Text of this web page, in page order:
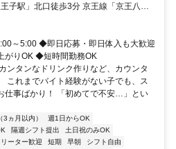
子駅」北口徒歩3分 京王線「京王八王
～5:00 ◆即日応募・即日体入も大歓迎
がりOK ◆短時間勤務OK
ンタンなドリンク作りなど、カウンタ
これまでバイト経験がない子でも、ス
仕事ばかり！ 「初めてで不安…」とい
3ヵ月以内）
週1日からOK
隔週シフト提出
土日祝のみOK
リーター歓迎 短期 早朝
シフト自由